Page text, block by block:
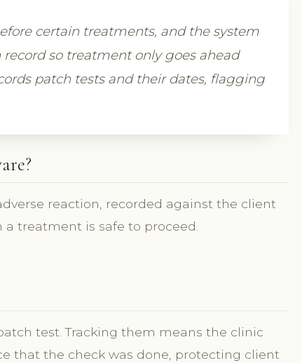
certain treatments, and the system
so treatment only goes ahead
patch tests and their dates, flagging
reaction, recorded against the client
treatment is safe to proceed.
test. Tracking them means the clinic
that the check was done, protecting client